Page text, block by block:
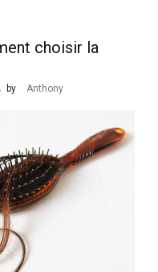
sea pokie
choisir la
by Anthony